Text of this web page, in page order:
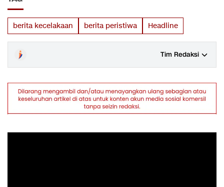
berita kecelakaan berita peristiwa Headline
Tim Redaksi